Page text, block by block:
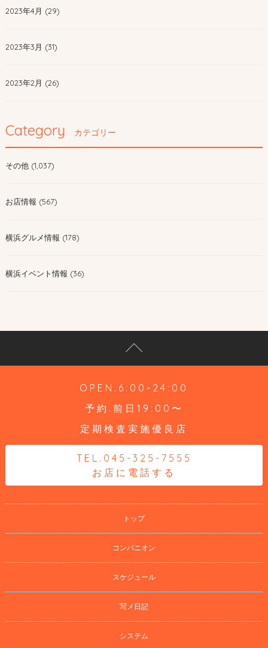
2023年4月 (29)
2023年3月 (31)
2023年2月 (26)
Category カテゴリー
その他 (1,037)
お店情報 (567)
横浜グルメ情報 (178)
横浜イベント情報 (36)
OPEN.6:00-24:00
予約.前日19:00〜
定期検査実施優良店
TEL.045-325-7555
お店に電話する
トップ
コンパニオン
スケジュール
写メ日記
システム